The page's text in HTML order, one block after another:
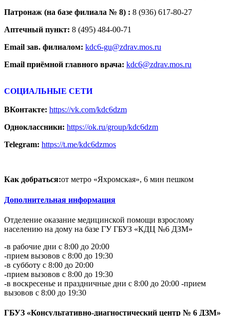
Патронаж (на базе филиала № 8) : 8 (936) 617-80-27
Аптечный пункт: 8 (495) 484-00-71
Email зав. филиалом: kdc6-gu@zdrav.mos.ru
Email приёмной главного врача: kdc6@zdrav.mos.ru
СОЦИАЛЬНЫЕ СЕТИ
ВКонтакте: https://vk.com/kdc6dzm
Одноклассники: https://ok.ru/group/kdc6dzm
Telegram: https://t.me/kdc6dzmos
Как добраться:от метро «Яхромская», 6 мин пешком
Дополнительная информация
Отделение оказание медицинской помощи взрослому
населению на дому на базе ГУ ГБУЗ «КДЦ №6 ДЗМ»
-в рабочие дни с 8:00 до 20:00
-прием вызовов с 8:00 до 19:30
-в субботу с 8:00 до 20:00
-прием вызовов с 8:00 до 19:30
-в воскресенье и праздничные дни с 8:00 до 20:00 -прием
вызовов с 8:00 до 19:30
ГБУЗ «Консультативно-диагностический центр № 6 ДЗМ»